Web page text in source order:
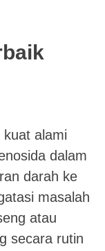
alami
dalam
darah ke
masalah
atau
secara rutin